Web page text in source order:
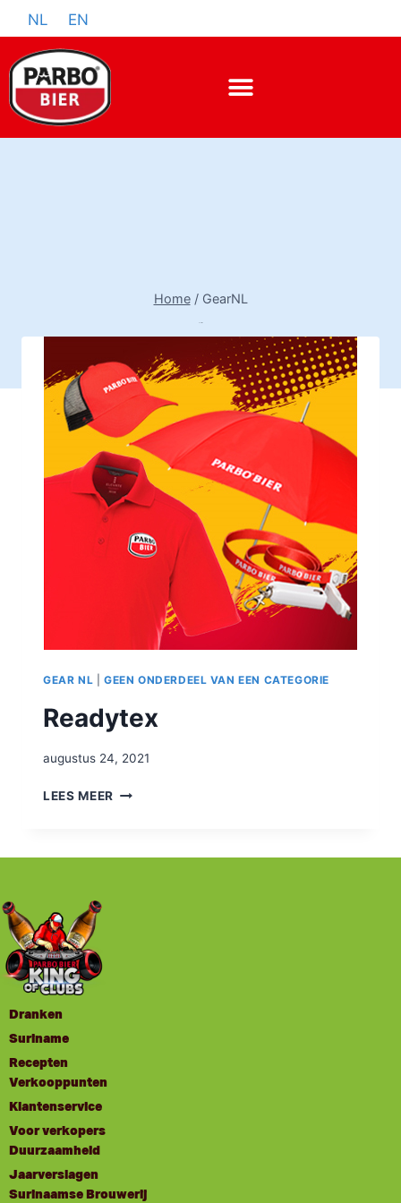
NL EN
Home / GearNL
GEAR NL GEEN ONDERDEEL VAN EEN CATEGORIE
Readytex
augustus 24, 2021
LEES MEER
Dranken
Suriname
Recepten
Verkooppunten
Klantenservice
Voor verkopers
Duurzaamheid
Jaarverslagen
Surinaamse Brouwerij